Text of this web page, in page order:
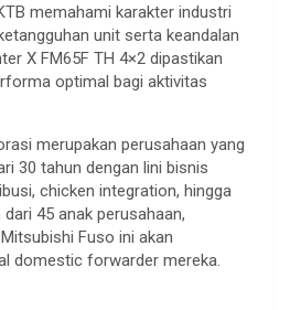
memahami karakter industri
unit serta keandalan
X FM65F TH 4×2 dipastikan
optimal bagi aktivitas
merupakan perusahaan yang
30 tahun dengan lini bisnis
chicken integration, hingga
45 anak perusahaan,
Fuso ini akan
domestic forwarder mereka.